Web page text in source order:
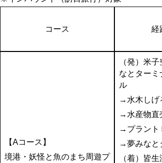
コース 経
【Aコース】
境港・妖怪と魚のまち周遊プ
（発）米子
なとターミ
→水木しげ
→水産物直
→プラント
→夢みなと
（着）皆生